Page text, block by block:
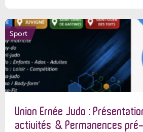
Sport
Union Ernée Judo :
activités & Permanences